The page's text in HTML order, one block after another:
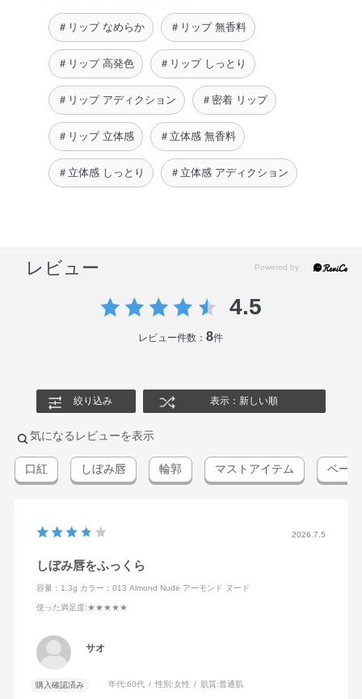
＃リップ なめらか ＃リップ 無香料
＃リップ 高発色 ＃リップ しっとり
＃リップ アディクション ＃密着 リップ
＃リップ 立体感 ＃立体感 無香料
＃立体感 しっとり ＃立体感 アディクション
レビュー
4.5
レビュー件数：8件
絞り込み 表示：新しい順
気になるレビューを表示
口紅 しぼみ唇 輪郭 マストアイテム ベー
2026.7.5
しぼみ唇をふっくら
容量：1.3g カラー：013 Almond Nude アーモンド ヌード
使った満足度:★★★★★
サオ
購入確認済み 年代:60代 性別:女性 肌質:普通肌